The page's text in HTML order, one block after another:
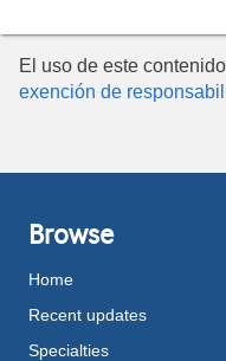
El uso de este
exención de
Browse
Home
Recent updates
Specialties